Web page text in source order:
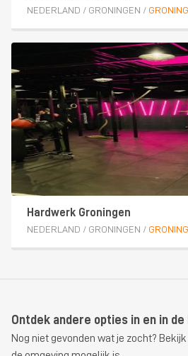
NEDERLAND / GRONINGEN /
Hardwerk Groningen
NEDERLAND / GRONINGEN /
Ontdek andere opties in en in
Nog niet gevonden wat je zocht?